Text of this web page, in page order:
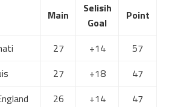
Main
Selisih
Goal
Point
27 +14
57
27 +18
47
26 +14
47